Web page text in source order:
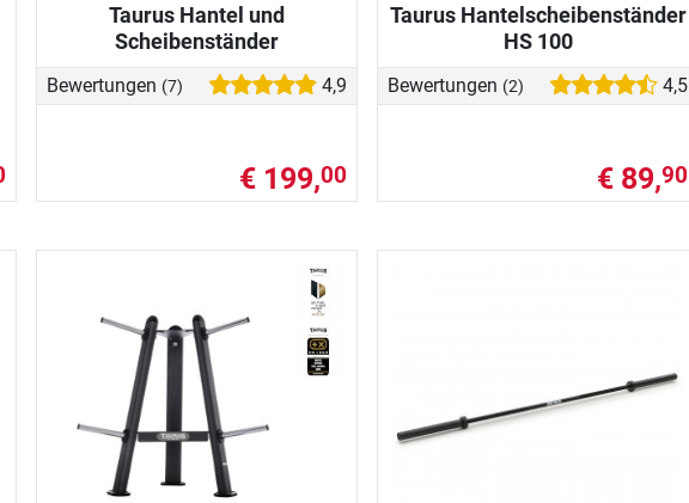
Taurus Hantel und
Scheibenständer
Bewertungen (7) 4,9
€ 199,00
Taurus Hantelscheibenständer
HS 100
Bewertungen (2) 4,5
€ 89,90